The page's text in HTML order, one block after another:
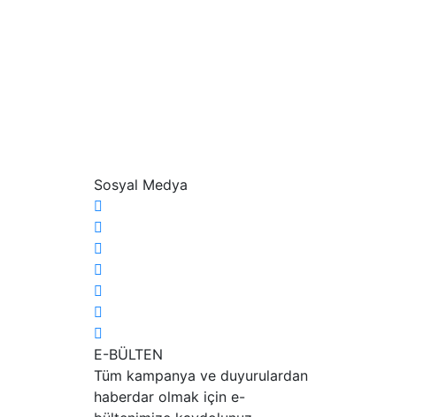
Sosyal Medya
E-BÜLTEN
Tüm kampanya ve duyurulardan
haberdar olmak için e-